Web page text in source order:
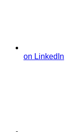
on LinkedIn